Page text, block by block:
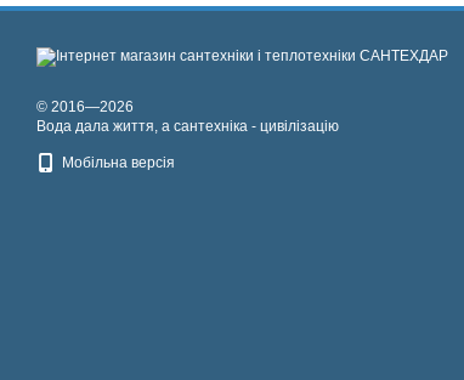
© 2016—2026
Вода дала життя, а сантехніка - цивілізацію
Мобільна версія